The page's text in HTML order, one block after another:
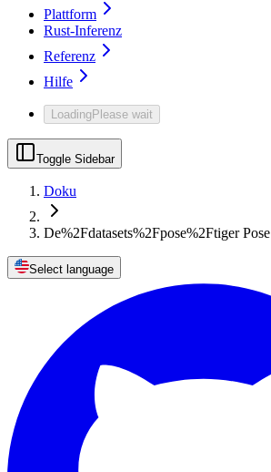
Plattform
Rust-Inferenz
Referenz
Hilfe
LoadingPlease wait
Toggle Sidebar
Doku
De%2Fdatasets%2Fpose%2Ftiger Pose
Select language